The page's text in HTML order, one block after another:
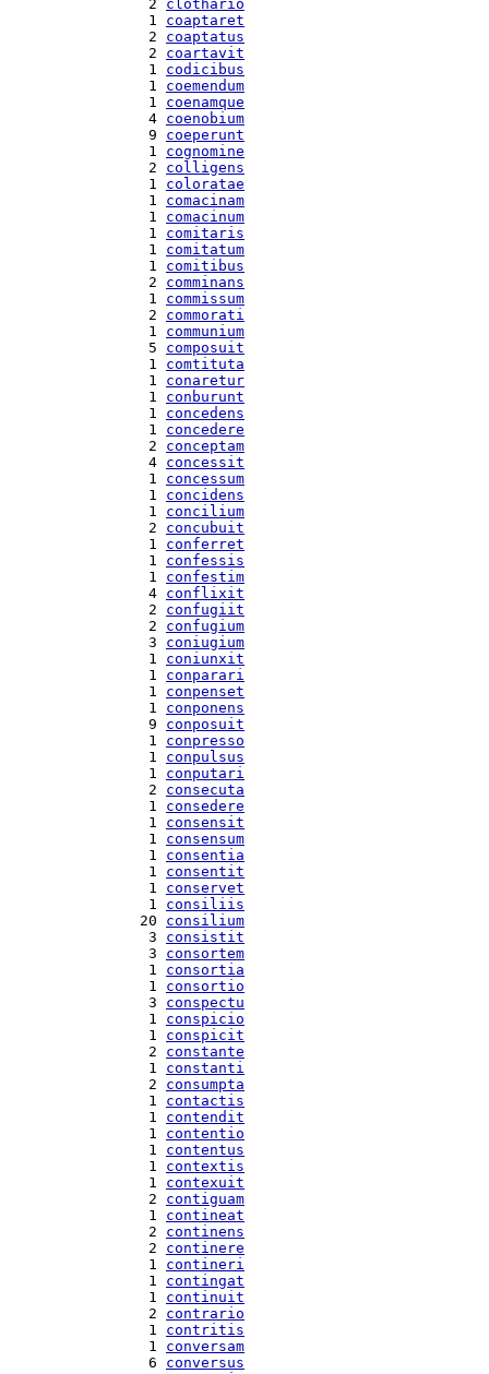
  2
clothario
  1
coaptaret
  2
coaptatus
  2
coartavit
  1
codicibus
  1
coemendum
  1
coenamque
  4
coenobium
  9
coeperunt
  1
cognomine
  2
colligens
  1
coloratae
  1
comacinam
  1
comacinum
  1
comitaris
  1
comitatum
  1
comitibus
  2
comminans
  1
commissum
  2
commorati
  1
communium
  5
composuit
  1
comtituta
  1
conaretur
  1
conburunt
  1
concedens
  1
concedere
  2
conceptam
  4
concessit
  1
concessum
  1
concidens
  1
concilium
  2
concubuit
  1
conferret
  1
confessis
  1
confestim
  4
conflixit
  2
confugiit
  2
confugium
  3
coniugium
  1
coniunxit
  1
conparari
  1
conpenset
  1
conponens
  9
conposuit
  1
conpresso
  1
conpulsus
  1
conputari
  2
consecuta
  1
consedere
  1
consensit
  1
consensum
  1
consentia
  1
consentit
  1
conservet
  1
consiliis
20 consilium
  3
consistit
  3
consortem
  1
consortia
  1
consortio
  3
conspectu
  1
conspicio
  1
conspicit
  2
constante
  1
constanti
  2
consumpta
  1
contactis
  1
contendit
  1
contentio
  1
contentus
  1
contextis
  1
contexuit
  2
contiguam
  1
contineat
  2
continens
  2
continere
  1
contineri
  1
contingat
  1
continuit
  2
contrario
  1
contritis
  1
conversam
  6
conversus